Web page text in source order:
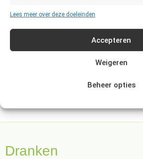
Lees meer over deze doeleinden
Accepteren
Weigeren
Beheer opties
Dranken